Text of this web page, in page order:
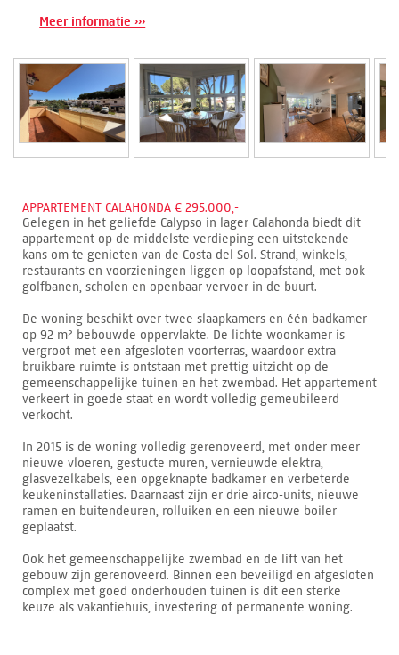
Meer informatie ›››
APPARTEMENT CALAHONDA € 295.000,-
Gelegen in het geliefde Calypso in lager Calahonda biedt dit
appartement op de middelste verdieping een uitstekende
kans om te genieten van de Costa del Sol. Strand, winkels,
restaurants en voorzieningen liggen op loopafstand, met ook
golfbanen, scholen en openbaar vervoer in de buurt.
De woning beschikt over twee slaapkamers en één badkamer
op 92 m² bebouwde oppervlakte. De lichte woonkamer is
vergroot met een afgesloten voorterras, waardoor extra
bruikbare ruimte is ontstaan met prettig uitzicht op de
gemeenschappelijke tuinen en het zwembad. Het appartement
verkeert in goede staat en wordt volledig gemeubileerd
verkocht.
In 2015 is de woning volledig gerenoveerd, met onder meer
nieuwe vloeren, gestucte muren, vernieuwde elektra,
glasvezelkabels, een opgeknapte badkamer en verbeterde
keukeninstallaties. Daarnaast zijn er drie airco-units, nieuwe
ramen en buitendeuren, rolluiken en een nieuwe boiler
geplaatst.
Ook het gemeenschappelijke zwembad en de lift van het
gebouw zijn gerenoveerd. Binnen een beveiligd en afgesloten
complex met goed onderhouden tuinen is dit een sterke
keuze als vakantiehuis, investering of permanente woning.